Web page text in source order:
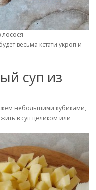
лосося
весьма кстати укроп и
суп из
небольшими кубиками,
в суп целиком или